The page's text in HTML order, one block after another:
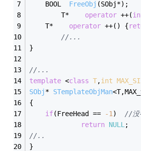
BOOL FreeObj (SObj*) ;
        T*
operator ++(
	T*
operator ++() {
//...
}
//...
template <class T,int
SObj* STemplateObjMan
{
if(FreeHead == -1 ) //没
return NULL ;
//..
}